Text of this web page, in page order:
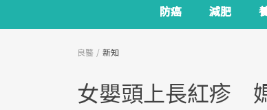
防癌 減肥
良醫 新知
女嬰頭上長紅疹